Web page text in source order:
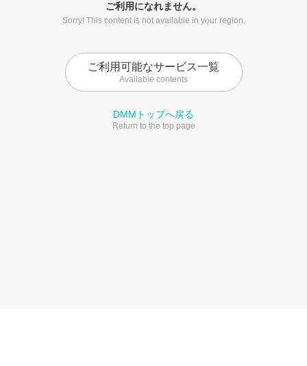
ご利用になれません。
Sorry! This content is not available in your region.
ご利用可能なサービス一覧
Available contents
DMMトップへ戻る
Return to the top page